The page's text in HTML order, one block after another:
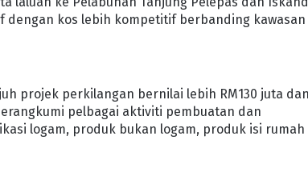
kos lebih kompetitif berbanding kawasan
projek perkilangan bernilai lebih RM130 juta dan
pelbagai aktiviti pembuatan dan
logam, produk bukan logam, produk isi rumah